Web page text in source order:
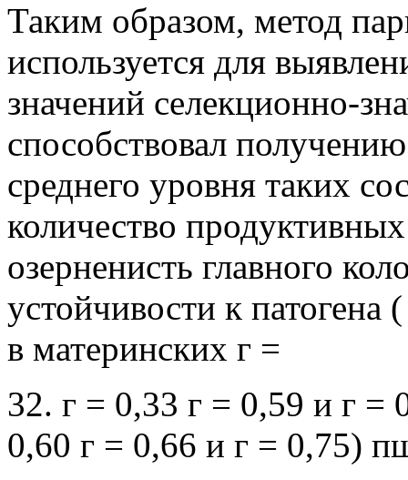
Таким образом, метод
используется для
значений селекционно-
способствовал
среднего уровня таких
количество
озерненисть главного
устойчивости к
в материнских г =
32. г = 0,33 г = 0,59 и г =
0,60 г = 0,66 и г = 0,75)